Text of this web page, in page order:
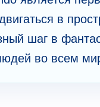
в
шаг в
во всем